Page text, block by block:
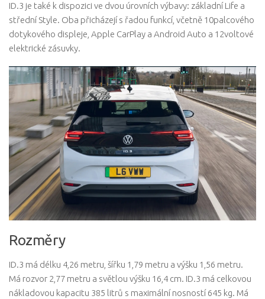
ID.3 je také k dispozici ve dvou úrovních výbavy: základní Life a
střední Style. Oba přicházejí s řadou funkcí, včetně 10palcového
dotykového displeje, Apple CarPlay a Android Auto a 12voltové
elektrické zásuvky.
Rozměry
ID.3 má délku 4,26 metru, šířku 1,79 metru a výšku 1,56 metru.
Má rozvor 2,77 metru a světlou výšku 16,4 cm. ID.3 má celkovou
nákladovou kapacitu 385 litrů s maximální nosností 645 kg. Má